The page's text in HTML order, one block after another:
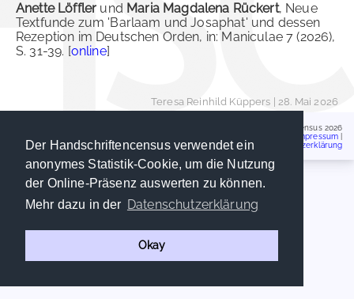
Der Handschriftencensus verwendet ein
anonymes Statistik-Cookie, um die Nutzung
der Online-Präsenz auswerten zu können.
Mehr dazu in der Datenschutzerklärung
Okay
Anette Löffler und Maria Magdalena Rückert, Neue
Textfunde zum 'Barlaam und Josaphat' und dessen
Rezeption im Deutschen Orden, in: Maniculae 7 (2026),
S. 31-39. [online]
Teresa Reinhild Küppers | 28. Mai 2026
Handschriftencensus 2026
Impressum
Datenschutzerklärung